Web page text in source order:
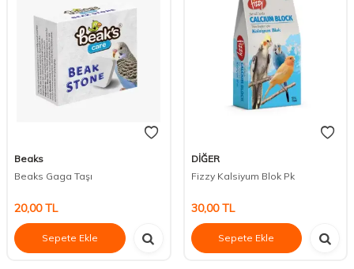
Beaks
Beaks Gaga Taşı
20,00TL
Sepete Ekle
DİĞER
Fizzy Kalsiyum Blok Pk
30,00TL
Sepete Ekle